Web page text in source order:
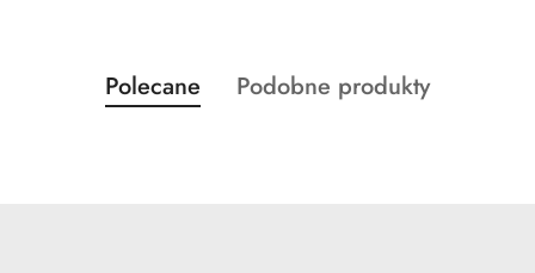
Pomiń karuzelę produktów
Produkty
o
Polecane
Produkty
Podobne produkty